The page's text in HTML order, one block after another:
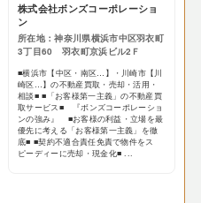
株式会社ボンズコーポレーショ
ン
所在地：神奈川県横浜市中区羽衣町
3丁目60 羽衣町京浜ビル2Ｆ
■横浜市【中区・南区…】・川崎市【川
崎区…】の不動産買取・売却・活用・
相談■ ■「お客様第一主義」の不動産買
取サービス■ 『ボンズコーポレーショ
ンの強み』 ■お客様の利益・立場を最
優先に考える「お客様第一主義」を徹
底■ ■契約不適合責任免責で物件をス
ピーディーに売却・現金化■ ...